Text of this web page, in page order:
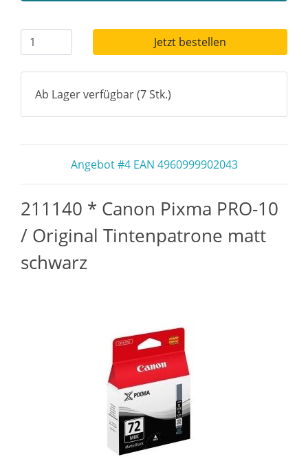
Jetzt bestellen
Ab Lager verfügbar (7 Stk.)
Angebot #4 EAN 4960999902043
211140 * Canon Pixma PRO-10
/ Original Tintenpatrone matt
schwarz